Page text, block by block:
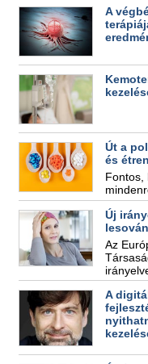
A
Út a
és
Fontos,
Új
Az
A